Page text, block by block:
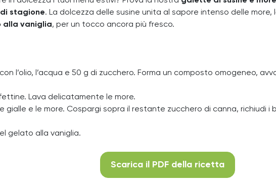
stagione. La dolcezza delle susine unita al sapore intenso delle
alla vaniglia, per un tocco ancora più fresco.
l’olio, l’acqua e 50 g di zucchero. Forma un composto omogeneo,
Lava delicatamente le more.
gialle e le more. Cospargi sopra il restante zucchero di canna, richiudi
gelato alla vaniglia.
Scarica il PDF della ricetta